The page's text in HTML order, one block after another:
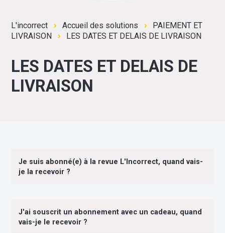
L'incorrect Accueil des solutions
PAIEMENT ET
LIVRAISON
LES DATES ET DELAIS DE LIVRAISON
LES DATES ET DELAIS DE
LIVRAISON
Je suis abonné(e) à la revue L'Incorrect, quand vais-
je la recevoir ?
J'ai souscrit un abonnement avec un cadeau, quand
vais-je le recevoir ?